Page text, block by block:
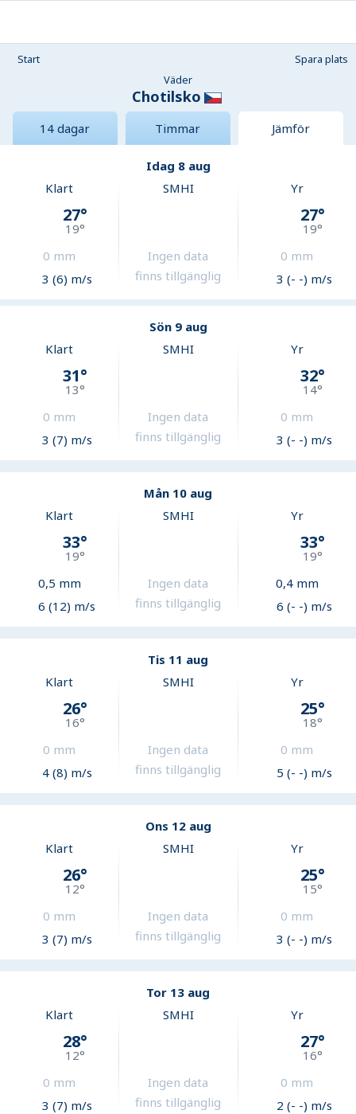
Start
Spara plats
Väder
Chotilsko
14 dagar Timmar Jämför
Idag 8 aug
Klart
27°
19°
0 mm
3 (6) m/s
SMHI
Ingen data
finns tillgänglig
Yr
27°
19°
0 mm
3 (- -) m/s
Sön 9 aug
Klart
31°
13°
0 mm
3 (7) m/s
SMHI
Ingen data
finns tillgänglig
Yr
32°
14°
0 mm
3 (- -) m/s
Mån 10 aug
Klart
33°
19°
0,5 mm
6 (12) m/s
SMHI
Ingen data
finns tillgänglig
Yr
33°
19°
0,4mm
6 (- -) m/s
Tis 11 aug
Klart
26°
16°
0 mm
4 (8) m/s
SMHI
Ingen data
finns tillgänglig
Yr
25°
18°
0 mm
5 (- -) m/s
Ons 12 aug
Klart
26°
12°
0 mm
3 (7) m/s
SMHI
Ingen data
finns tillgänglig
Yr
25°
15°
0 mm
3 (- -) m/s
Tor 13 aug
Klart
28°
12°
0 mm
3 (7) m/s
SMHI
Ingen data
finns tillgänglig
Yr
27°
16°
0 mm
2 (- -) m/s